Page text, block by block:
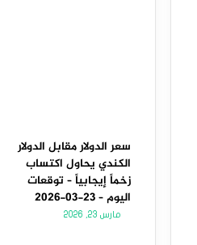
سعر الدولار مقابل الدولار
الكندي يحاول اكتساب
زخماً إيجابياً – توقعات
اليوم – 23-03-2026
مارس 23, 2026